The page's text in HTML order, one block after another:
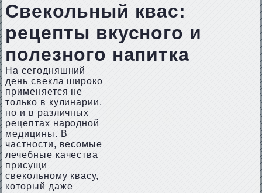
Свекольный квас:
рецепты вкусного и
полезного напитка
На сегодняшний
день свекла широко
применяется не
только в кулинарии,
но и в различных
рецептах народной
медицины. В
частности, весомые
лечебные качества
присущи
свекольному квасу,
который даже